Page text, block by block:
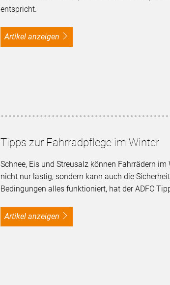
entspricht.
Artikel anzeigen
Tipps zur Fahrradpflege im Winter
Schnee, Eis und Streusalz können Fahrrädern
nicht nur lästig, sondern kann auch die
Bedingungen alles funktioniert, hat der ADFC
Artikel anzeigen